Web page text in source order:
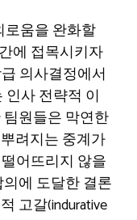
로움을 완화할
에 접목시키자
의사결정에서
인사 전략적 이
원들은 막연한
려지는 중계가
어뜨리지 않을
에 도달한 결론
고갈(indurative